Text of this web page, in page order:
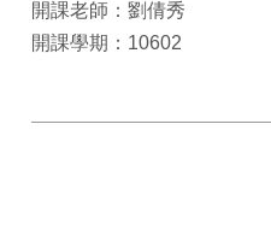
開課老師：劉倩秀
開課學期：10602